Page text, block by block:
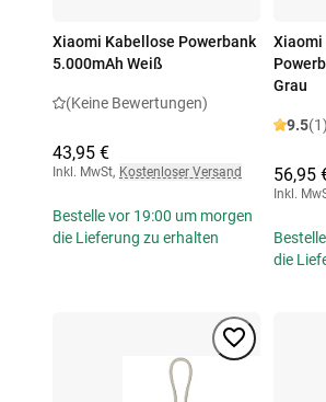
Xiaomi Kabellose Powerbank
5.000mAh Weiß
(Keine Bewertungen)
43,95 €
Inkl. MwSt, Kostenloser Versand
Bestelle vor 19:00 um morgen
die Lieferung zu erhalten
Xiaomi
Grau
9.5(1)
56,95
Inkl.
die